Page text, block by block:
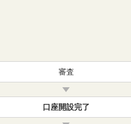
審査
口座開設完了